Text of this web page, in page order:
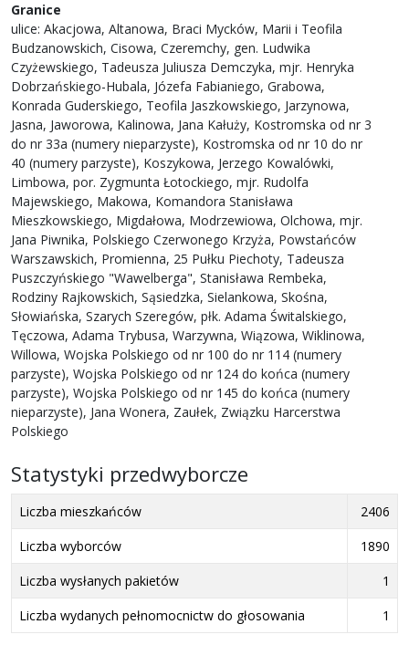
Granice
ulice: Akacjowa, Altanowa, Braci Mycków, Marii i Teofila
Budzanowskich, Cisowa, Czeremchy, gen. Ludwika
Czyżewskiego, Tadeusza Juliusza Demczyka, mjr. Henryka
Dobrzańskiego-Hubala, Józefa Fabianiego, Grabowa,
Konrada Guderskiego, Teofila Jaszkowskiego, Jarzynowa,
Jasna, Jaworowa, Kalinowa, Jana Kałuży, Kostromska od nr 3
do nr 33a (numery nieparzyste), Kostromska od nr 10 do nr
40 (numery parzyste), Koszykowa, Jerzego Kowalówki,
Limbowa, por. Zygmunta Łotockiego, mjr. Rudolfa
Majewskiego, Makowa, Komandora Stanisława
Mieszkowskiego, Migdałowa, Modrzewiowa, Olchowa, mjr.
Jana Piwnika, Polskiego Czerwonego Krzyża, Powstańców
Warszawskich, Promienna, 25 Pułku Piechoty, Tadeusza
Puszczyńskiego "Wawelberga", Stanisława Rembeka,
Rodziny Rajkowskich, Sąsiedzka, Sielankowa, Skośna,
Słowiańska, Szarych Szeregów, płk. Adama Świtalskiego,
Tęczowa, Adama Trybusa, Warzywna, Wiązowa, Wiklinowa,
Willowa, Wojska Polskiego od nr 100 do nr 114 (numery
parzyste), Wojska Polskiego od nr 124 do końca (numery
parzyste), Wojska Polskiego od nr 145 do końca (numery
nieparzyste), Jana Wonera, Zaułek, Związku Harcerstwa
Polskiego
Statystyki przedwyborcze
Liczba mieszkańców
2406
Liczba wyborców
1890
Liczba wysłanych pakietów
1
Liczba wydanych pełnomocnictw do głosowania
1